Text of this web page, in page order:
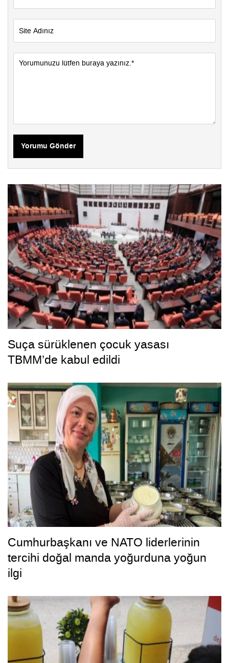
Yorumu Gönder
Suça sürüklenen çocuk yasası
TBMM’de kabul edildi
Cumhurbaşkanı ve NATO liderlerinin
tercihi doğal manda yoğurduna yoğun
ilgi